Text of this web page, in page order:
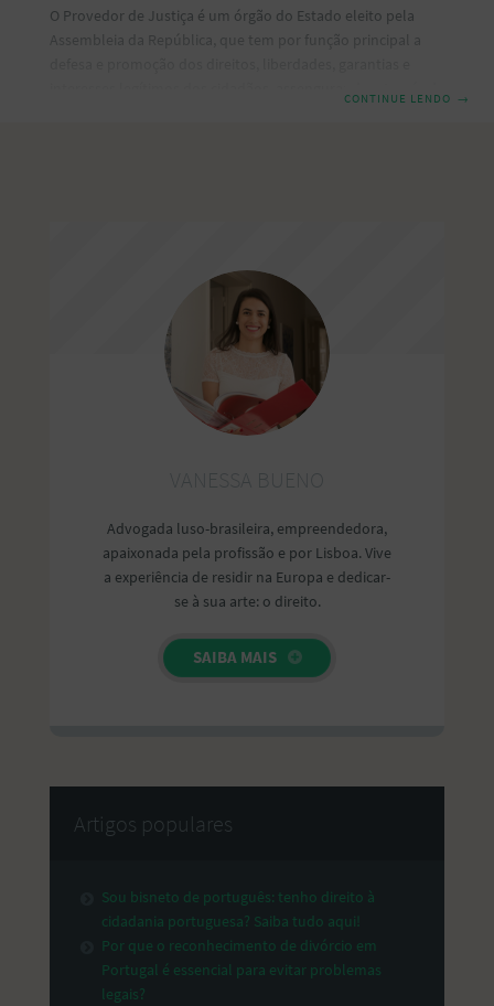
O Provedor de Justiça é um órgão do Estado eleito pela
Assembleia da República, que tem por função principal a
CONTINUE LENDO →
Advogada luso-brasileira, empreendedora,
apaixonada pela profissão e por Lisboa. Vive
a experiência de residir na Europa e dedicar-
se à sua arte: o direito.
SAIBA MAIS
Artigos populares
Sou bisneto de português: tenho direito à
cidadania portuguesa? Saiba tudo aqui!
Por que o reconhecimento de divórcio em
Portugal é essencial para evitar problemas
legais?